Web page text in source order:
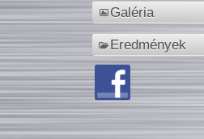
Galéria
Eredmények